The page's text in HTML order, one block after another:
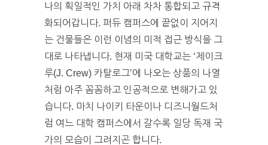
나의 획일적인 가치 아래 차차 통합되고 규격
화되어갑니다. 퍼듀 캠퍼스에 끝없이 지어지
는 건물들은 이런 이념의 미적 접근 방식을 그
대로 나타냅니다. 현재 미국 대학교는 ‘제이크
루(J. Crew) 카탈로그’에 나오는 상품의 나열
처럼 아주 꼼꼼하고 인공적으로 변해가고 있
습니다. 마치 나이키 타운이나 디즈니월드처
럼 여느 대학 캠퍼스에서 갈수록 일당 독재 국
가의 모습이 그려지곤 합니다.